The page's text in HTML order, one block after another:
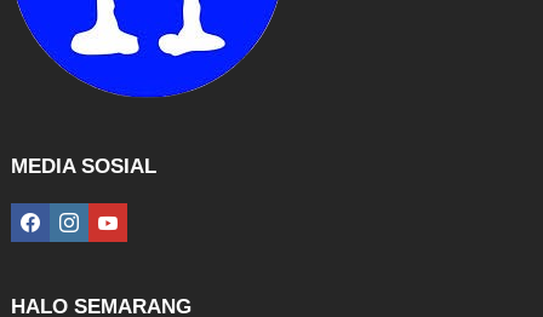
MEDIA SOSIAL
facebookinstagramyoutube
HALO SEMARANG